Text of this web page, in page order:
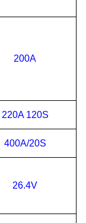
200A
220A 120S
400A/20S
26.4V